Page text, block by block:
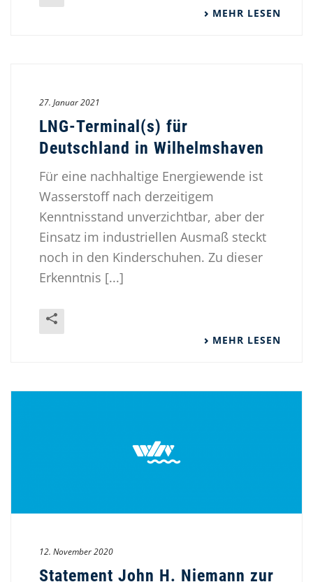
MEHR LESEN
27. Januar 2021
LNG-Terminal(s) für
Deutschland in Wilhelmshaven
Für eine nachhaltige Energiewende ist
Wasserstoff nach derzeitigem
Kenntnisstand unverzichtbar, aber der
Einsatz im industriellen Ausmaß steckt
noch in den Kinderschuhen. Zu dieser
Erkenntnis [...]
MEHR LESEN
12. November 2020
Statement John H. Niemann zur